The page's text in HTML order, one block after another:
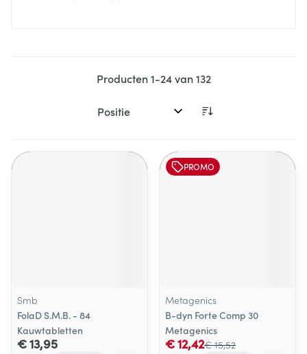
Producten1-24van132
Sorteer op:
Smb
FolaD S.M.B. - 84
Kauwtabletten
€ 13,95
PROMO
Metagenics
B-dyn Forte Comp 30
Metagenics
€ 15,52
€ 12,42